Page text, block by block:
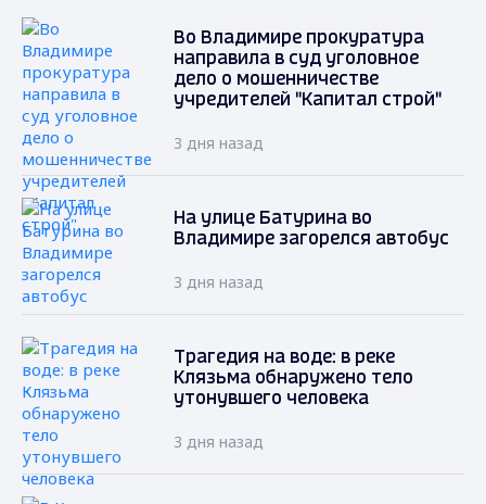
Во Владимире прокуратура
направила в суд уголовное
дело о мошенничестве
учредителей "Капитал строй"
3 дня назад
На улице Батурина во
Владимире загорелся автобус
3 дня назад
Трагедия на воде: в реке
Клязьма обнаружено тело
утонувшего человека
3 дня назад